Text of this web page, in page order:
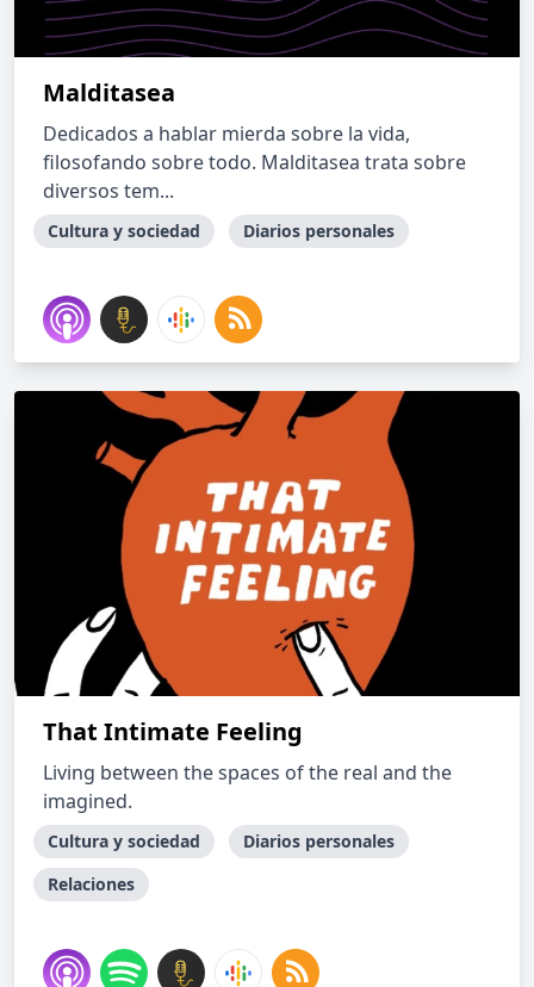
Malditasea
Dedicados a hablar mierda sobre la vida,
filosofando sobre todo. Malditasea trata sobre
diversos tem...
Cultura y sociedad Diarios personales
That Intimate Feeling
Living between the spaces of the real and the
imagined.
Cultura y sociedad
Diarios personales
Relaciones